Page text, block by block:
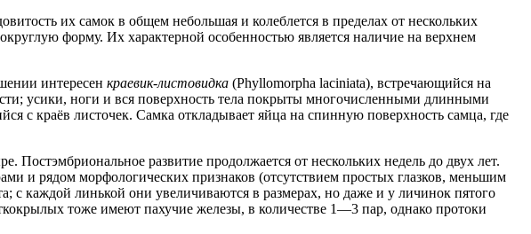
их самок в общем небольшая и колеблется в пределах от нескольких
форму. Их характерной особенностью является наличие на верхнем
интересен краевик-листовидка (Phyllomorpha laciniata), встречающийся на
усики, ноги и вся поверхность тела покрыты многочисленными длинными
с краёв листочек. Самка откладывает яйца на спинную поверхность самца, где
развитие продолжается от нескольких недель до двух лет.
и рядом морфологических признаков (отсутствием простых глазков, меньшим
с каждой линькой они увеличиваются в размерах, но даже и у личинок пятого
тоже имеют пахучие железы, в количестве 1—3 пар, однако протоки